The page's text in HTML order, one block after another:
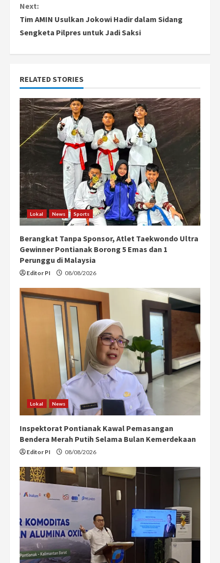
t
i
n
u
e
R
e
a
d
i
n
g
Next:
Tim AMIN Usulkan Jokowi Hadir dalam Sidang
Sengketa Pilpres untuk Jadi Saksi
RELATED STORIES
Lokal News Sports
Berangkat Tanpa Sponsor, Atlet Taekwondo Ultra
Gewinner Pontianak Borong 5 Emas dan 1
Perunggu di Malaysia
Editor PI 08/08/2026
Lokal News
Inspektorat Pontianak Kawal Pemasangan
Bendera Merah Putih Selama Bulan Kemerdekaan
Editor PI 08/08/2026